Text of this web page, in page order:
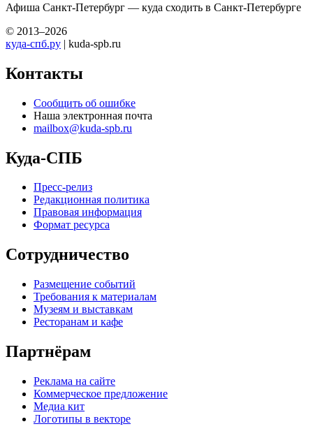
Афиша Санкт-Петербург — куда сходить в Санкт-Петербурге
© 2013–2026
куда-спб.ру | kuda-spb.ru
Контакты
Сообщить об ошибке
Наша электронная почта
mailbox@kuda-spb.ru
Куда-СПБ
Пресс-релиз
Редакционная политика
Правовая информация
Формат ресурса
Сотрудничество
Размещение событий
Требования к материалам
Музеям и выставкам
Ресторанам и кафе
Партнёрам
Реклама на сайте
Коммерческое предложение
Медиа кит
Логотипы в векторе